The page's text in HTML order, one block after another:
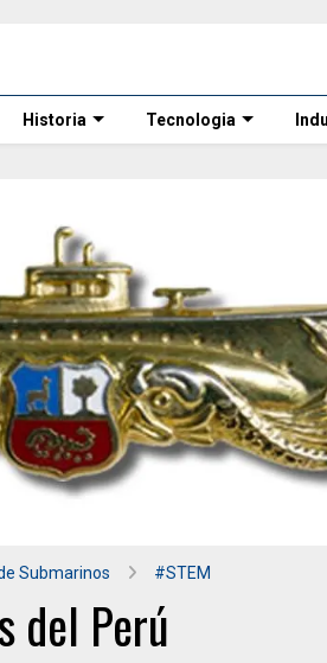
Historia Tecnologia
Submarinos #STEM
del Perú